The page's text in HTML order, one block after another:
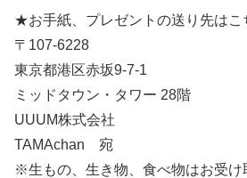
★お手紙、プレゼントの送り先はこ
〒107-6228
東京都港区赤坂9-7-1
ミッドタウン・タワー 28階
UUUM株式会社
TAMAchan 宛
※生もの、生き物、食べ物はお受け